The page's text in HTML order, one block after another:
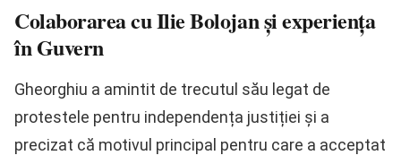
Colaborarea cu Ilie Bolojan și experiența
în Guvern
Gheorghiu a amintit de trecutul său legat de
protestele pentru independența justiției și a
precizat că motivul principal pentru care a acceptat